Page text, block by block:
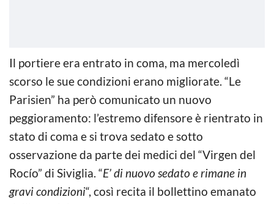
Il portiere era entrato in coma, ma mercoledì
scorso le sue condizioni erano migliorate. “Le
Parisien” ha però comunicato un nuovo
peggioramento: l’estremo difensore è rientrato in
stato di coma e si trova sedato e sotto
osservazione da parte dei medici del “Virgen del
Rocío” di Siviglia. “E’ di nuovo sedato e rimane in
gravi condizioni“, così recita il bollettino emanato